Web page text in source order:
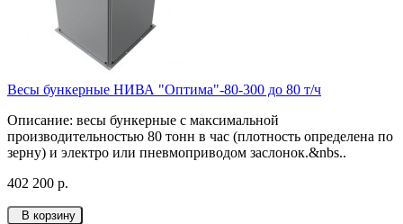
Весы бункерные НИВА "Оптима"-80-300 до 80 т/ч
Описание: весы бункерные с максимальной
производительностью 80 тонн в час (плотность определена по
зерну) и электро или пневмоприводом заслонок.&nbs..
402 200 р.
В корзину